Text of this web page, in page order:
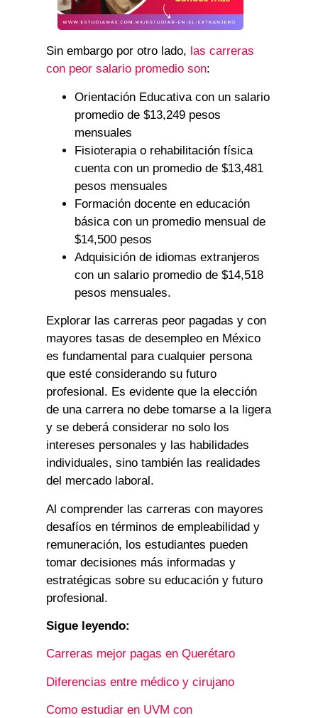
Sin embargo por otro lado, las carreras
con peor salario promedio son:
Orientación Educativa con un salario
promedio de $13,249 pesos
mensuales
Fisioterapia o rehabilitación física
cuenta con un promedio de $13,481
pesos mensuales
Formación docente en educación
básica con un promedio mensual de
$14,500 pesos
Adquisición de idiomas extranjeros
con un salario promedio de $14,518
pesos mensuales.
Explorar las carreras peor pagadas y con
mayores tasas de desempleo en México
es fundamental para cualquier persona
que esté considerando su futuro
profesional. Es evidente que la elección
de una carrera no debe tomarse a la ligera
y se deberá considerar no solo los
intereses personales y las habilidades
individuales, sino también las realidades
del mercado laboral.
Al comprender las carreras con mayores
desafíos en términos de empleabilidad y
remuneración, los estudiantes pueden
tomar decisiones más informadas y
estratégicas sobre su educación y futuro
profesional.
Sigue leyendo:
Carreras mejor pagas en Querétaro
Diferencias entre médico y cirujano
Como estudiar en UVM con